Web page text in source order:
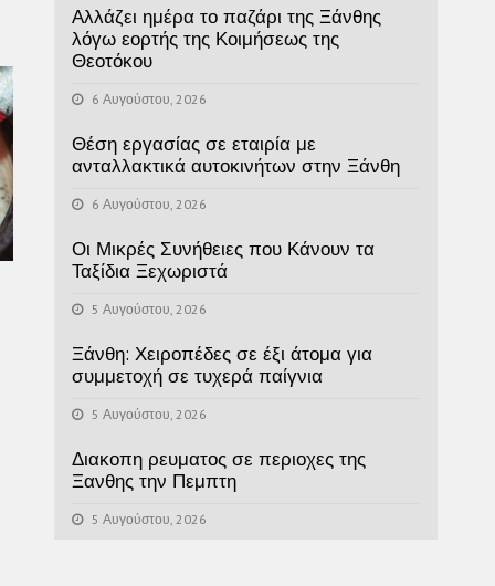
Αλλάζει ημέρα το παζάρι της Ξάνθης
λόγω εορτής της Κοιμήσεως της
Θεοτόκου
6 Αυγούστου, 2026
Θέση εργασίας σε εταιρία με
ανταλλακτικά αυτοκινήτων στην Ξάνθη
6 Αυγούστου, 2026
Οι Μικρές Συνήθειες που Κάνουν τα
Ταξίδια Ξεχωριστά
5 Αυγούστου, 2026
Ξάνθη: Χειροπέδες σε έξι άτομα για
συμμετοχή σε τυχερά παίγνια
5 Αυγούστου, 2026
Διακοπη ρευματος σε περιοχες της
Ξανθης την Πεμπτη
5 Αυγούστου, 2026